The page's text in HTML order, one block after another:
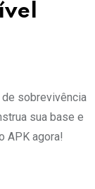
de sobrevivência
sua base e
APK agora!